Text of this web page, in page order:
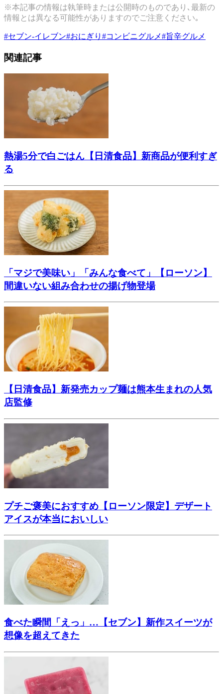
※本記事の情報は執筆時または公開時のものであり､最新の
情報とは異なる可能性がありますのでご注意ください｡
#セブン-イレブン#おにぎり #コンビニグルメ#旨辛グルメ
関連記事
熱湯5分で白ごはん【日清食品】新商品が便利すぎ
る
「マジで美味い」「みんな食べて」【ローソン】
間違いない組み合わせの揚げ物登場
【日清食品】新発売カップ麺は熊本生まれの人気
店監修
プチご褒美におすすめ【ローソン限定】デザート
アイスが本当においしい
食べた瞬間「えっ」…【セブン】新作スイーツが
想像を超えてきた